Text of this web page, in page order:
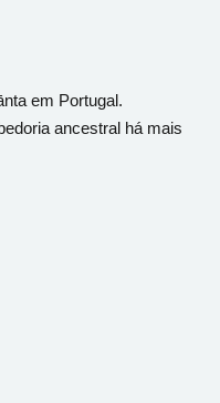
em Portugal.
ancestral há mais